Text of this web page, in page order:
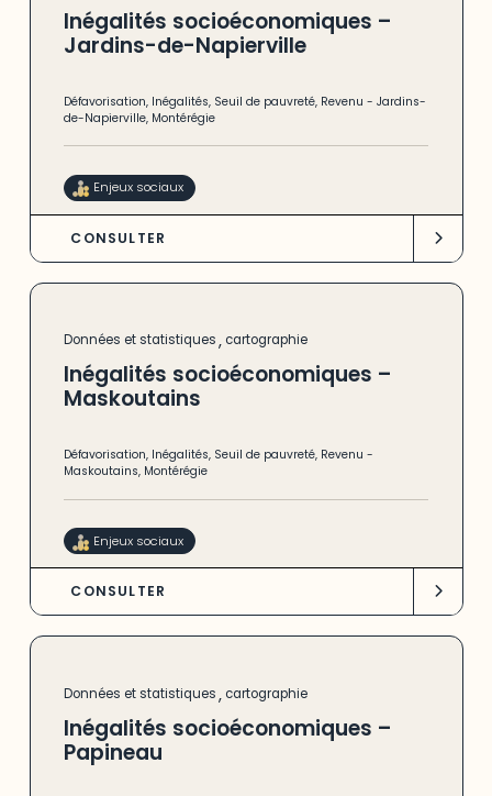
Inégalités socioéconomiques –
Jardins-de-Napierville
Défavorisation, Inégalités, Seuil de pauvreté, Revenu -Jardins-
de-Napierville, Montérégie
Enjeux sociaux
CONSULTER
Données et statistiques, cartographie
Inégalités socioéconomiques –
Maskoutains
Défavorisation, Inégalités, Seuil de pauvreté, Revenu -
Maskoutains, Montérégie
Enjeux sociaux
CONSULTER
Données et statistiques, cartographie
Inégalités socioéconomiques –
Papineau